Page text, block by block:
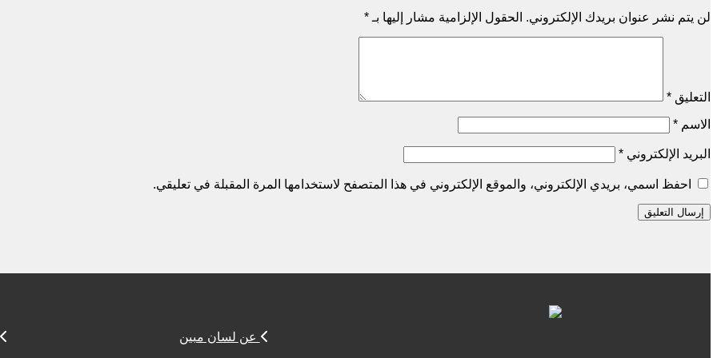
لن يتم نشر عنوان بريدك الإلكتروني. الحقول الإلزامية مشار إليها بـ *
التعليق *
الاسم *
البريد الإلكتروني *
احفظ اسمي، بريدي الإلكتروني، والموقع الإلكتروني في هذا المتصفح لاستخدامها المرة المقبلة في تعليقي.
عن لسان مبين